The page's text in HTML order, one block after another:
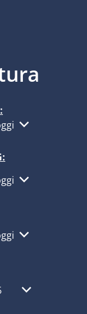
orari di
orari di
orari di
orari di
Dalle 12:30 alle